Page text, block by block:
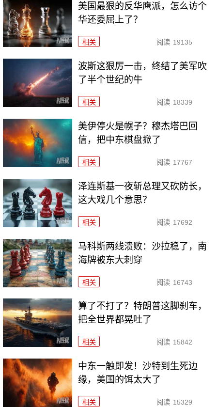
美国最狠的反华鹰派，怎么访个
华还委屈上了？
相关 阅读 19135
波斯这狠厉一击，终结了美军吹
了半个世纪的牛
相关 阅读 18339
美伊停火是幌子？穆杰塔巴回
信，把中东棋盘掀了
相关 阅读 17767
泽连斯基一夜斩总理又砍防长，
这大戏几个意思？
相关 阅读 17692
马科斯两线溃败：沙拉稳了，南
海牌被东大刺穿
相关 阅读 16743
算了不打了？特朗普这脚刹车，
把全世界都晃吐了
相关 阅读 15842
中东一触即发！沙特到生死边
缘，美国的饵太大了
相关 阅读 15329